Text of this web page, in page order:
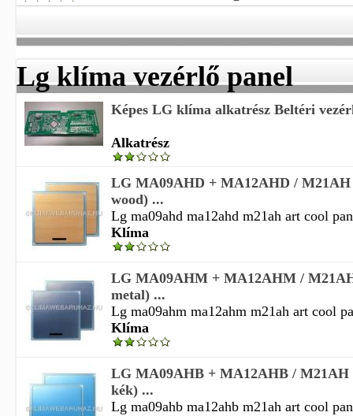
Lg klíma vezérlő panel
Képes LG klíma alkatrész Beltéri
Alkatrész
LG MA09AHD + MA12AHD / M21AH
wood) ...
Lg ma09ahd ma12ahd m21ah art cool
Klíma
LG MA09AHM + MA12AHM /
metal) ...
Lg ma09ahm ma12ahm m21ah art cool
Klíma
LG MA09AHB + MA12AHB / M21AH
kék) ...
Lg ma09ahb ma12ahb m21ah art cool